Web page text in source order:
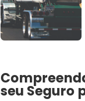
seu Seguro